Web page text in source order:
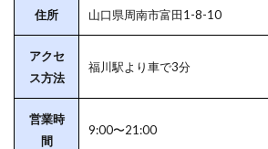
住所 山口県周南市富田1-8-10
アクセ
ス方法
福川駅より車で3分
営業時
間
9:00〜21:00